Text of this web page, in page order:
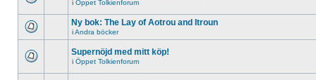
i Öppet Tolkienforum
Ny bok: The Lay of Aotrou and Itroun
iAndra böcker
Supernöjd med mitt köp!
i Öppet Tolkienforum